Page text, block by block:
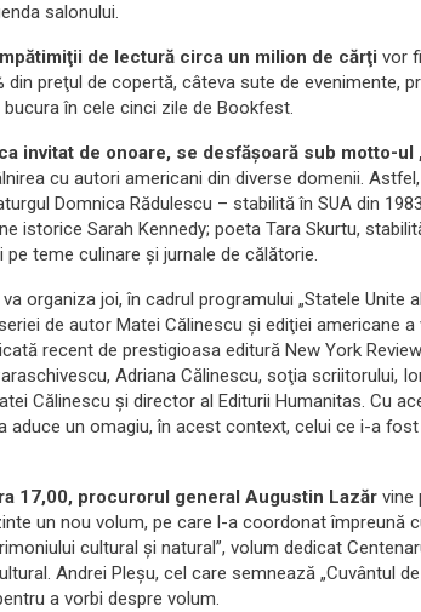
salonului.
de lectură circa un milion de cărţi vor
din preţul de copertă, câteva sute de evenimente,
în cele cinci zile de Bookfest.
invitat de onoare, se desfăşoară sub motto-ul
cu autori americani din diverse domenii.
Domnica Rădulescu – stabilită în SUA din
istorice Sarah Kennedy; poeta Tara Skurtu,
teme culinare şi jurnale de călătorie.
organiza joi, în cadrul programului „Statele Unite
de autor Matei Călinescu şi ediţiei americane a
recent de prestigioasa editură New York
Adriana Călinescu, soţia scriitorului,
Călinescu şi director al Editurii Humanitas. Cu
aduce un omagiu, în acest context, celui ce i-a
17,00, procurorul general Augustin Lazăr vine
un nou volum, pe care l-a coordonat împreună
cultural şi natural”, volum dedicat
Andrei Pleşu, cel care semnează „Cuvântul
a vorbi despre volum.